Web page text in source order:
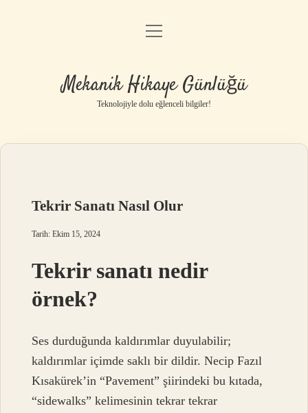
Anasayfa
Yasal Uyarı
menüyü
Mekanik Hikaye Günlüğü
Teknolojiyle dolu eğlenceli bilgiler!
Tekrir Sanatı Nasıl Olur
Tarih: Ekim 15, 2024
Tekrir sanatı nedir
örnek?
Ses durduğunda kaldırımlar duyulabilir;
kaldırımlar içimde saklı bir dildir. Necip Fazıl
Kısakürek’in “Pavement” şiirindeki bu kıtada,
“sidewalks” kelimesinin tekrar tekrar